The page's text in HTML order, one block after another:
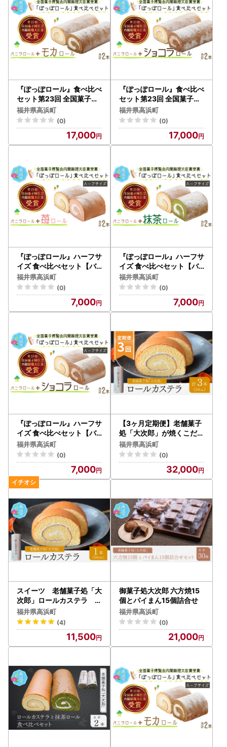
『ぽっぽロール』食べ比べ
セット第23回 全国菓子博
覧会内閣総理大臣賞受賞【
バニラ ＆ モカ】 ※発送前
に受取日の確認電話をいた
福井県高浜町
(0)
17,000
『ぽっぽロール』食べ比べ
セット第23回 全国菓子博
覧会内閣総理大臣賞受賞【
バニラ ＆ ショコラ】 ※発
送前に受取日の確認電話を
福井県高浜町
(0)
17,000
『ぽっぽロール』ハーフサ
イズ 食べ比べセット【バ
ニラ ＆ いちご】第23回 全
国菓子博覧会内閣総理大臣
賞受賞 ※発送前に受取日
の確認電話をいたします
福井県高浜町
(0)
7,000
『ぽっぽロール』ハーフサ
イズ 食べ比べセット【バ
ニラ ＆ 抹茶】第23回 全国
菓子博覧会内閣総理大臣賞
受賞 ※発送前に受取日の
確認電話をいたします
福井県高浜町
(0)
7,000
『ぽっぽロール』ハーフサ
イズ 食べ比べセット【バ
ニラ ＆ ショコラ】第23回
全国菓子博覧会内閣総理大
臣賞受賞 ※発送前に受取
日の確認電話をいたします
福井県高浜町
(0)
7,000
【3ヶ月定期便】老舗菓子
処「大次郎」が焼くこだわ
りのロールカステラ 1本（
計3本）
福井県高浜町
(0)
32,000
スイーツ 老舗菓子処「大
次郎」ロールカステラ バ
タークリーム ロールカス
テラ プレーン ギフト
福井県高浜町
(4)
11,500
御菓子処大次郎 六方焼15
個とパイまん15個詰合せ
福井県高浜町
(0)
21,000